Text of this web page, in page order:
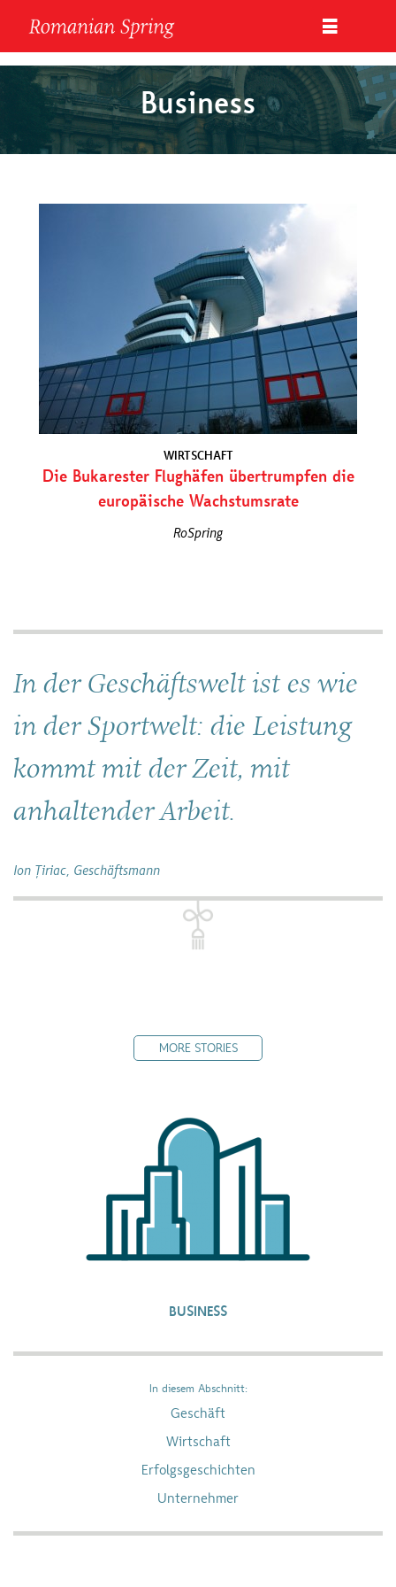
Business
WIRTSCHAFT
Die Bukarester Flughäfen übertrumpfen die
europäische Wachstumsrate
RoSpring
In der Geschäftswelt ist es wie
in der Sportwelt: die Leistung
kommt mit der Zeit, mit
anhaltender Arbeit.
Ion Țiriac, Geschäftsmann
MORE STORIES
BUSINESS
In diesem Abschnitt:
Geschäft
Wirtschaft
Erfolgsgeschichten
Unternehmer